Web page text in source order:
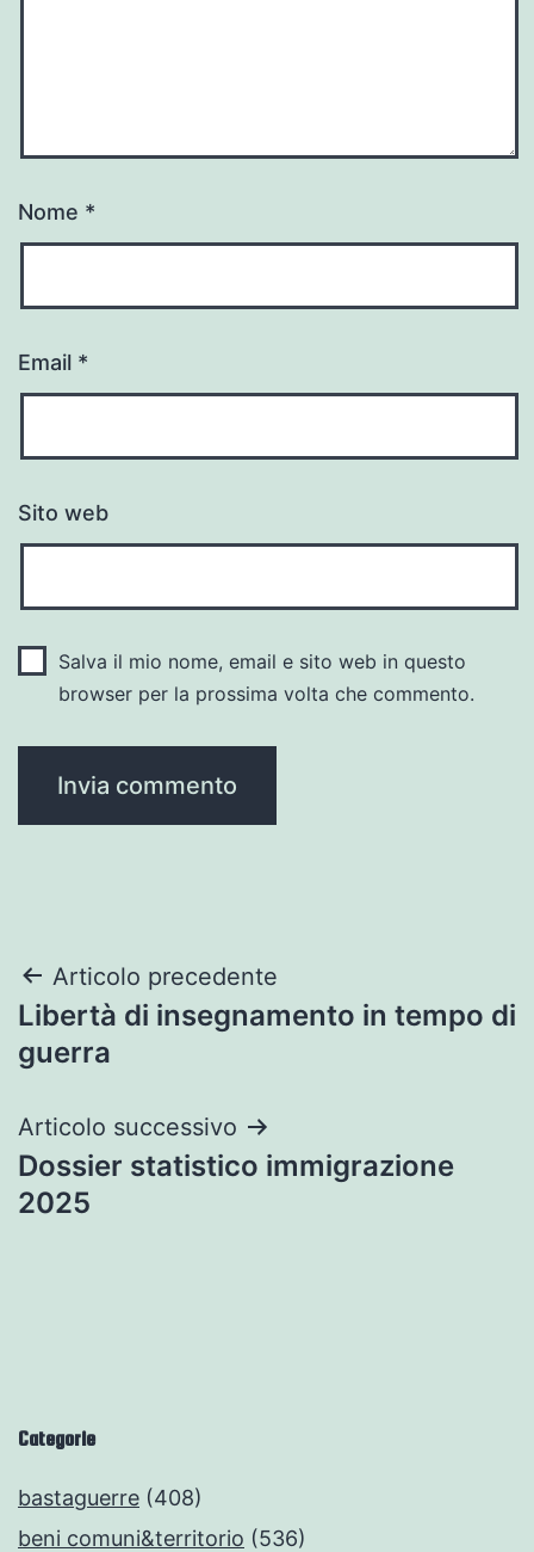
Nome *
Email *
Sito web
Salva il mio nome, email e sito web in questo
browser per la prossima volta che commento.
Navigazione
articoli
Articolo precedente
Libertà di insegnamento in tempo di
guerra
Articolo successivo
Dossier statistico immigrazione
2025
Categorie
bastaguerre (408)
beni comuni&territorio (536)